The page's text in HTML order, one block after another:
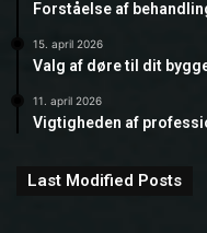
Forståelse af
15. april 2026
Valg af døre til dit
11. april 2026
Vigtigheden af
Last Modified Posts